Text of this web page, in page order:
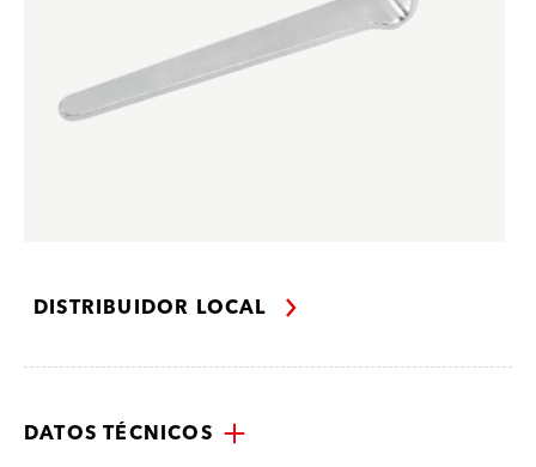
DISTRIBUIDOR LOCAL
DATOS TÉCNICOS